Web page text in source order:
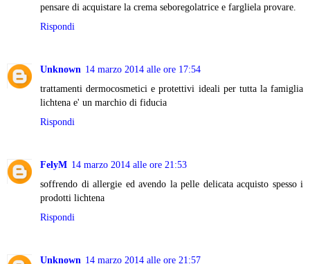
pensare di acquistare la crema seboregolatrice e fargliela provare.
Rispondi
Unknown 14 marzo 2014 alle ore 17:54
trattamenti dermocosmetici e protettivi ideali per tutta la famiglia
lichtena e' un marchio di fiducia
Rispondi
FelyM 14 marzo 2014 alle ore 21:53
soffrendo di allergie ed avendo la pelle delicata acquisto spesso i
prodotti lichtena
Rispondi
Unknown 14 marzo 2014 alle ore 21:57